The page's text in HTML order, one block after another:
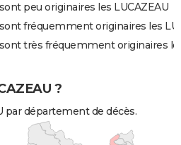
peu originaires les LUCAZEAU
fréquemment originaires les
très fréquemment originaires
?
par département de décès.